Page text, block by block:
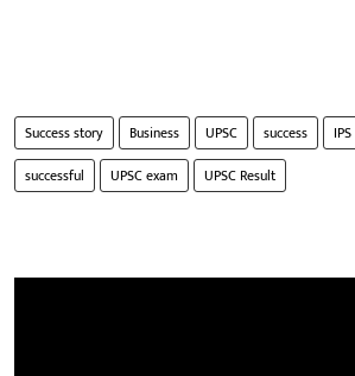
Success story Business UPSC success IPS
successful
UPSC exam UPSC Result